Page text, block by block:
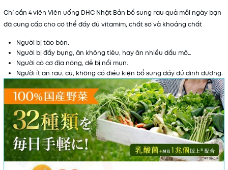
Chỉ cần 4 viên Viên uống DHC Nhật Bản bổ sung rau quả mỗi ngày bạn
đã cung cấp cho cơ thể đầy đủ vitamim, chất sơ và khoáng chất
Người bị táo bón.
Người bị đầy bụng, ăn không tiêu, hay ăn nhiều dầu mỡ…
Người có cơ địa nóng, dễ bị nổi mụn.
Người ít ăn rau, củ, không có điều kiện bổ sung đầy đủ dinh dưỡng.